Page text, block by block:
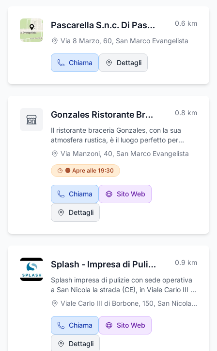
Pascarella S.n.c. Di Pascarella Crescenzo & C. 0.6 km
Via 8 Marzo, 60, San Marco Evangelista
Chiama Dettagli
Gonzales Ristorante Braceria 0.8 km
Il ristorante braceria Gonzales, con la sua
atmosfera rustica, è il luogo perfetto per
organizzare un pranzo o una cena all'insegna
del gusto e del relax. Situato in una location
accogliente, Gonzales offre un ambiente
ideale per momenti conviviali, che sia una
serata tra amici, una cena romantica o un
pranzo in famiglia. Il locale è aperto tutti i
giorni a pranzo e, per chi desidera assaporare
una cena deliziosa, anche il venerdì e il
permettendo al nostro team di riposare e
delle sue carni alla brace, preparate con cura
e passione, utilizzando solo ingredienti freschi
e di alta qualità. Venite a scoprire le nostre
specialità in un'atmosfera che combina il
calore della tradizione con la genuinità dei
sapori autentici. Vi aspettiamo per farvi vivere
un'esperienza gastronomica indimenticabile,
all'insegna della buona cucina e della
convivialità.
Via Manzoni, 40, San Marco Evangelista
🟠 Apre alle 19:30
Chiama Sito Web
Dettagli
Splash - Impresa di Pulizie 0.9 km
Splash impresa di pulizie con sede operativa
a San Nicola la strada (CE), in Viale Carlo III di
Borbone, nasce da una esperienza pluriennale
nel settore delle pulizie per enti pubblici e
privati. La sua mission principale è quella di
garantire una completa soddisfazione del
cliente, con l'obiettivo di raggiungere la
perfezione in ogni servizio che ci viene
Viale Carlo III di Borbone, 150, San Nicola la Strada
Chiama Sito Web
Dettagli